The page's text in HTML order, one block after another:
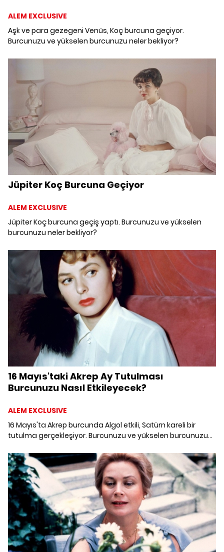
ALEM EXCLUSIVE
Aşk ve para gezegeni Venüs, Koç burcuna geçiyor.
Burcunuzu ve yükselen burcunuzu neler bekliyor?
Jüpiter Koç Burcuna Geçiyor
ALEM EXCLUSIVE
Jüpiter Koç burcuna geçiş yaptı. Burcunuzu ve yükselen
burcunuzu neler bekliyor?
16 Mayıs'taki Akrep Ay Tutulması
Burcunuzu Nasıl Etkileyecek?
ALEM EXCLUSIVE
16 Mayıs'ta Akrep burcunda Algol etkili, Satürn kareli bir
tutulma gerçekleşiyor. Burcunuzu ve yükselen burcunuzu